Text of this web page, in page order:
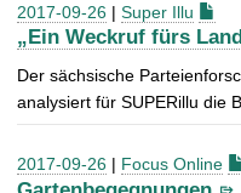
2017-09-26 | Super Illu
„Ein Weckruf fürs
Der sächsische
analysiert für SUPERillu die
2017-09-26 | Focus Online